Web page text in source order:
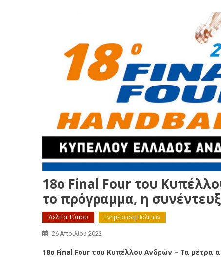
18o Final Four του
το πρόγραμμα, η
Δελτία Τύπου Ενημέρωση Πολιτών
26 Απριλίου 2022
18o Final Four του Κυπέλλου Ανδρών – Τα μέτρα